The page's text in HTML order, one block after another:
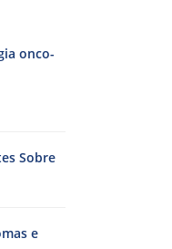
onco-
Sobre
e